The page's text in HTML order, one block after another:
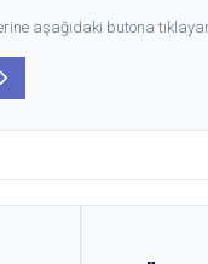
aşağıdaki butona